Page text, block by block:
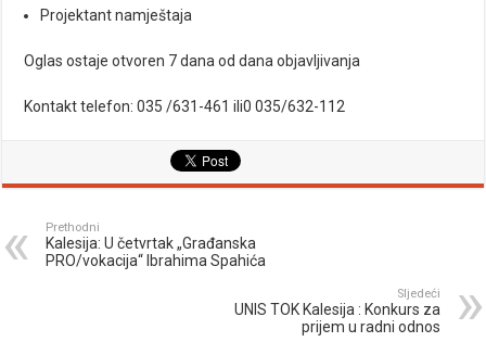
Projektant namještaja
Oglas ostaje otvoren 7 dana od dana objavljivanja
Kontakt telefon: 035 /631-461 ili0 035/632-112
Prethodni
Kalesija: U četvrtak „Građanska
PRO/vokacija“ Ibrahima Spahića
Sljedeći
UNIS TOK Kalesija : Konkurs za
prijem u radni odnos